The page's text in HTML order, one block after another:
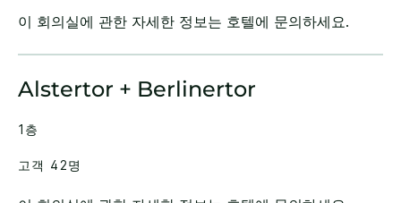
이 회의실에 관한 자세한 정보는 호텔에 문의하세요.
Alstertor + Berlinertor
1층
고객 42명